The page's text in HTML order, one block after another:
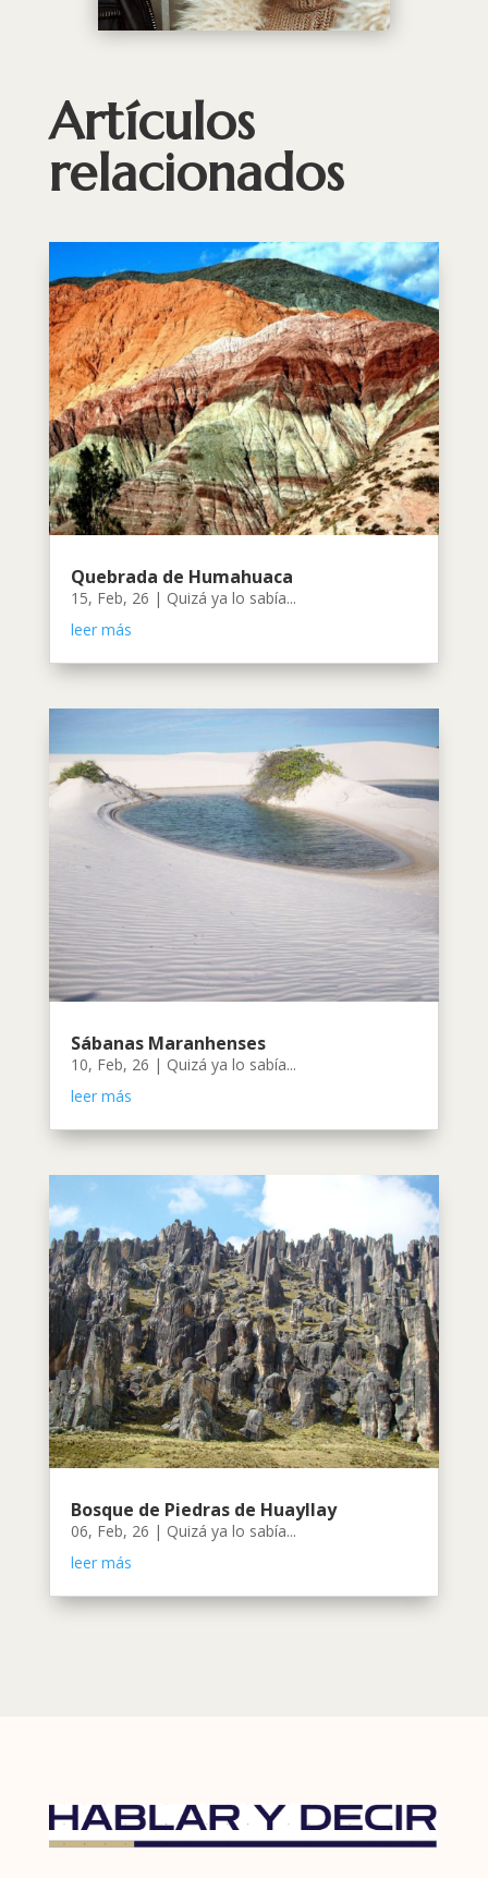
Artículos
relacionados
Quebrada de Humahuaca
15, Feb, 26 | Quizá ya lo sabía...
leer más
Sábanas Maranhenses
10, Feb, 26 | Quizá ya lo sabía...
leer más
Bosque de Piedras de Huayllay
06, Feb, 26 | Quizá ya lo sabía...
leer más